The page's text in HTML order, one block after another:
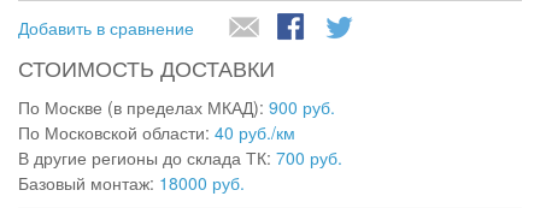
Добавить в сравнение
СТОИМОСТЬ ДОСТАВКИ
По Москве (в пределах МКАД): 900 руб.
По Московской области: 40 руб./км
В другие регионы до склада ТК: 700 руб.
Базовый монтаж: 18000 руб.